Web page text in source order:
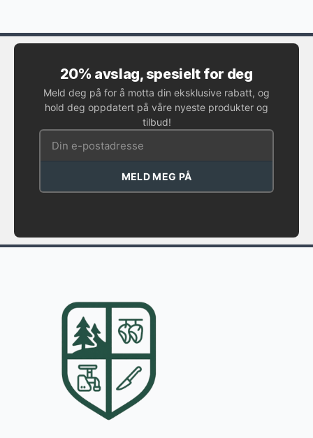
20% avslag, spesielt for deg
Meld deg på for å motta din eksklusive rabatt, og
hold deg oppdatert på våre nyeste produkter og
tilbud!
MELD MEG PÅ